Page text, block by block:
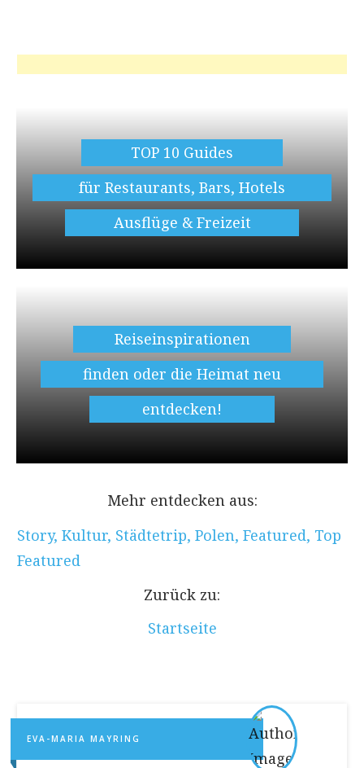
TOP 10 Guides
für Restaurants, Bars, Hotels
Ausflüge & Freizeit
Reiseinspirationen
finden oder die Heimat neu
entdecken!
Mehr entdecken aus:
Story, Kultur, Städtetrip, Polen, Featured, Top
Featured
Zurück zu:
Startseite
EVA-MARIA MAYRING